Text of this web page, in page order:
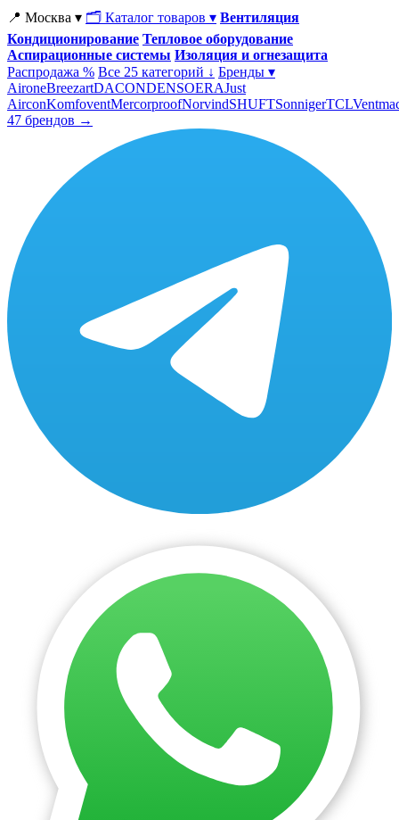
📍 Москва ▾ 🗂 Каталог товаров ▾ Вентиляция
Кондиционирование Тепловое оборудование
Аспирационные системы Изоляция и огнезащита
Распродажа % Все 25 категорий ↓ Бренды ▾
AironeBreezartDACONDENSOERAJust
AirconKomfoventMercorproofNorvindSHUFTSonnigerTCL
47 брендов →